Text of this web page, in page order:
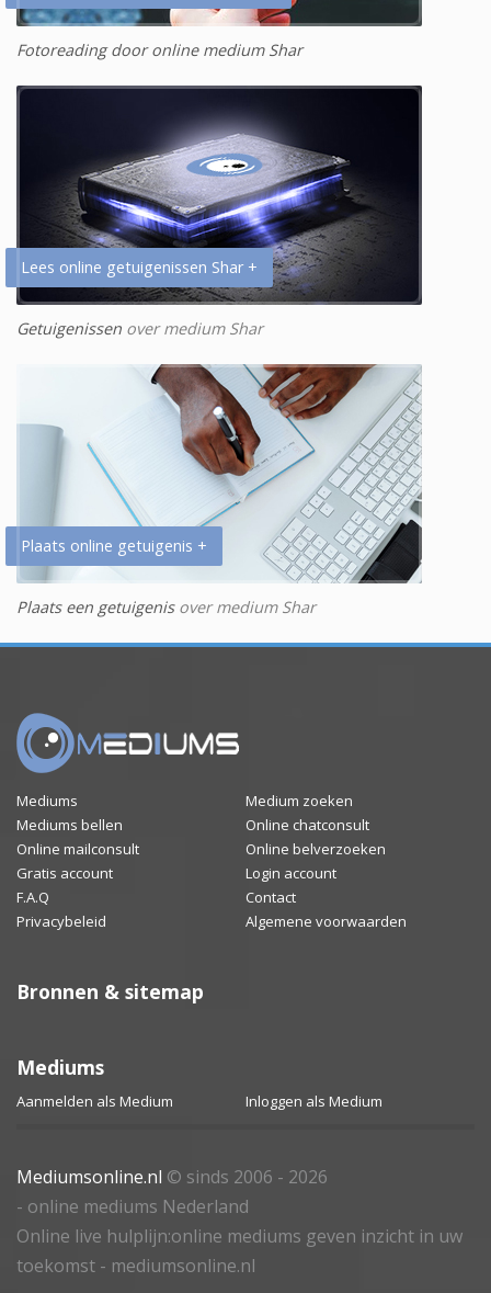
Fotoreading door online medium Shar
Lees online getuigenissen Shar +
Getuigenissen over medium Shar
Plaats online getuigenis +
Plaats een getuigenisover medium Shar
Mediums
Medium zoeken
Mediums bellen
Online chatconsult
Online mailconsult
Online belverzoeken
Gratis account
Login account
F.A.Q
Contact
Privacybeleid
Algemene voorwaarden
Bronnen & sitemap
Mediums
Aanmelden als Medium Inloggen als Medium
Mediumsonline.nl © sinds 2006 - 2026
- online mediums Nederland
Online live hulplijn:online mediums geven inzicht in uw
toekomst - mediumsonline.nl